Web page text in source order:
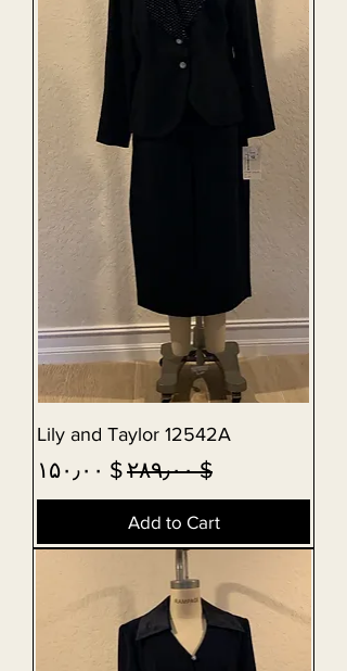
Lily and Taylor 12542A
Regular Price
$ ۲۸۹٫۰۰ Sale Price
$ ۱۵۰٫۰۰
Add to Cart